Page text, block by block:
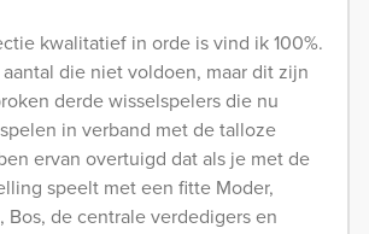
kwalitatief in orde is vind ik 100%.
die niet voldoen, maar dit zijn
derde wisselspelers die nu
in verband met de talloze
ervan overtuigd dat als je met de
speelt met een fitte Moder,
Bos, de centrale verdedigers en